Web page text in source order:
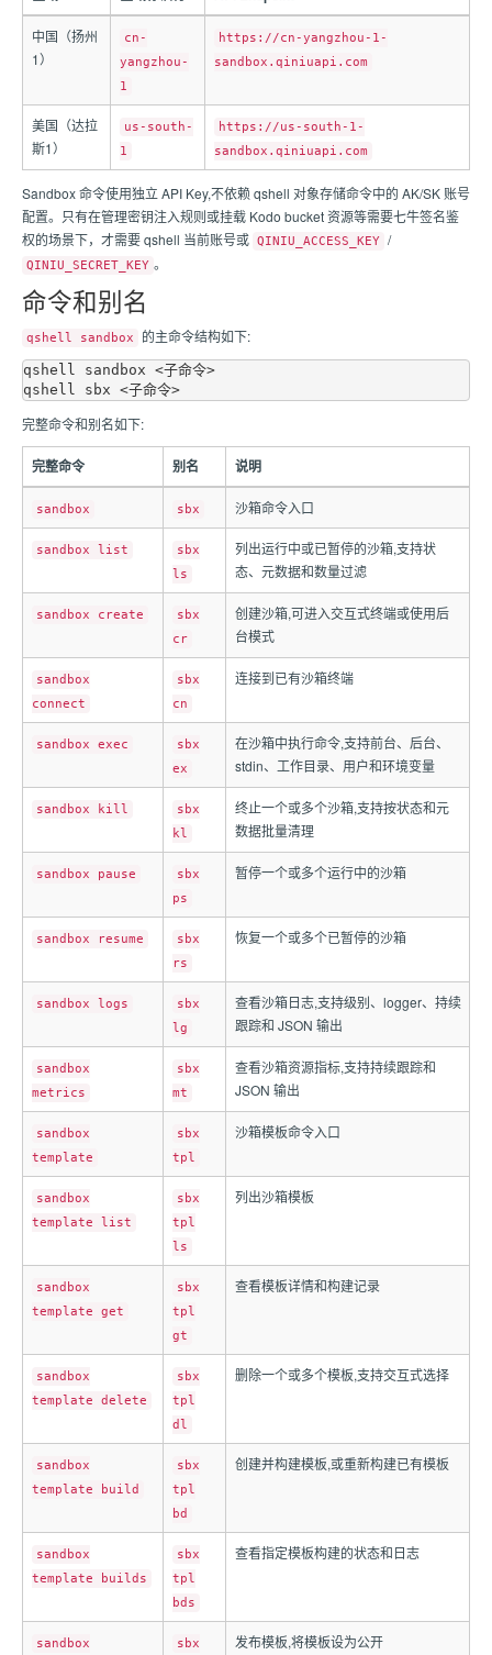
中国（扬州
1）
cn-
yangzhou-
1
https://cn-yangzhou-1-
sandbox.qiniuapi.com
美国（达拉
斯1）
us-south-
1
https://us-south-1-
sandbox.qiniuapi.com
Sandbox 命令使用独立 API Key,不依赖 qshell 对象存储命令中的 AK/SK 账号
配置。只有在管理密钥注入规则或挂载 Kodo bucket 资源等需要七牛签名鉴
权的场景下，才需要 qshell 当前账号或 QINIU_ACCESS_KEY /
QINIU_SECRET_KEY 。
命令和别名
qshell sandbox 的主命令结构如下:
qshell sandbox <子命令>
完整命令和别名如下:
完整命令 别名 说明
sandbox sbx 沙箱命令入口
sandbox list
sbx
ls
列出运行中或已暂停的沙箱,支持状
态、元数据和数量过滤
sandbox create
sbx
cr
创建沙箱,可进入交互式终端或使用后
台模式
sandbox
connect
sbx
cn
连接到已有沙箱终端
sandbox exec
sbx
ex
在沙箱中执行命令,支持前台、后台、
stdin、工作目录、用户和环境变量
sandbox kill
sbx
kl
终止一个或多个沙箱,支持按状态和元
数据批量清理
sandbox pause
sbx
ps
暂停一个或多个运行中的沙箱
sandbox resume
sbx
rs
恢复一个或多个已暂停的沙箱
sandbox logs
sbx
lg
查看沙箱日志,支持级别、logger、持续
跟踪和 JSON 输出
sandbox
metrics
sbx
mt
查看沙箱资源指标,支持持续跟踪和
JSON 输出
sandbox
template
sbx
tpl
沙箱模板命令入口
sandbox
template list
sbx
tpl
ls
列出沙箱模板
sandbox
template get
sbx
tpl
gt
查看模板详情和构建记录
sandbox
template delete
sbx
tpl
dl
删除一个或多个模板,支持交互式选择
sandbox
template build
sbx
tpl
bd
创建并构建模板,或重新构建已有模板
sandbox
template builds
sbx
tpl
bds
查看指定模板构建的状态和日志
sandbox sbx 发布模板,将模板设为公开